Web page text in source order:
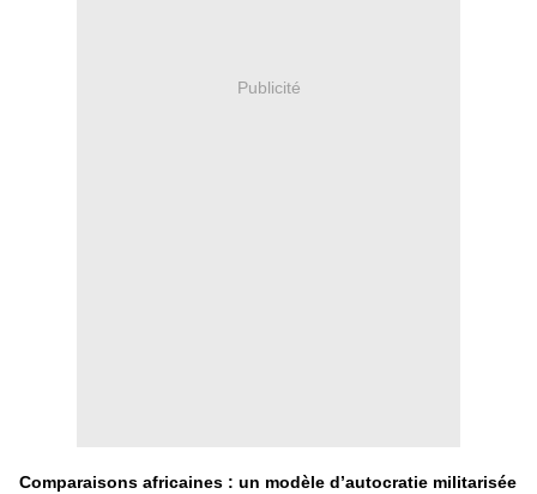
Publicité
Comparaisons africaines : un modèle d’autocratie militarisée